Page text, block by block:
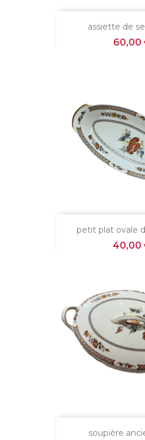
assiette de
Prix
60,00
petit plat ovale
Prix
40,00
soupière